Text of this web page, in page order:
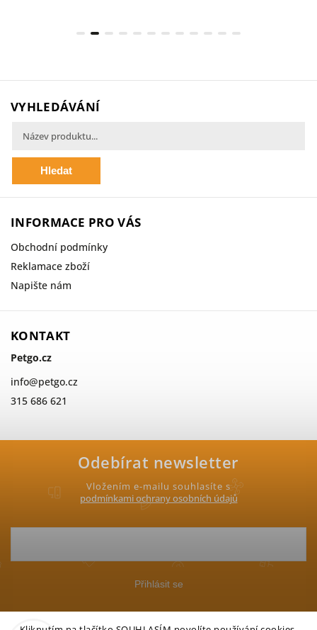
Odebírat newsletter
Vložením e-mailu souhlasíte s
podmínkami ochrany osobních údajů
Přihlásit se
VYHLEDÁVÁNÍ
Hledat
INFORMACE PRO VÁS
Obchodní podmínky
Reklamace zboží
Napište nám
KONTAKT
Petgo.cz
info@petgo.cz
315 686 621